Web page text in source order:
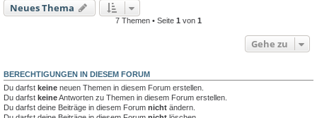
Neues Thema
7 Themen • Seite 1 von 1
Gehe zu
BERECHTIGUNGEN IN DIESEM FORUM
Du darfst keine neuen Themen in diesem Forum erstellen.
Du darfst keineAntworten zu Themen in diesem Forum erstellen.
Du darfst deine Beiträge in diesem Forum nicht ändern.